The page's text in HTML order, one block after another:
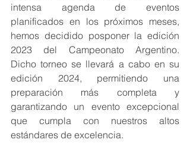
intensa agenda de eventos
planificados en los próximos meses,
hemos decidido posponer la edición
2023 del Campeonato Argentino.
Dicho torneo se llevará a cabo en su
edición 2024, permitiendo una
preparación más completa y
garantizando un evento excepcional
que cumpla con nuestros altos
estándares de excelencia.